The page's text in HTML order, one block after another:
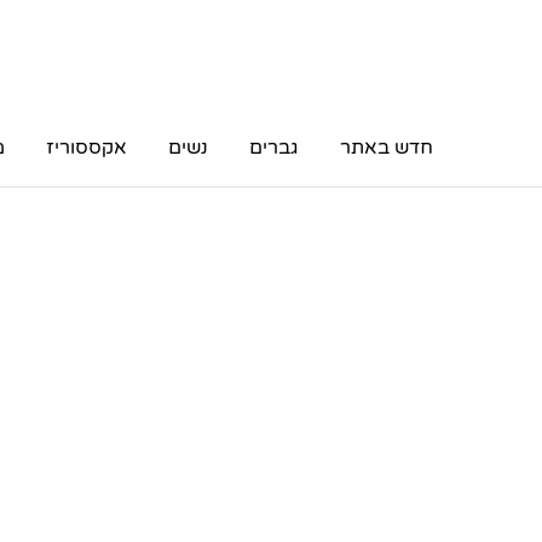
חדש באתר גברים נשים אקססוריז